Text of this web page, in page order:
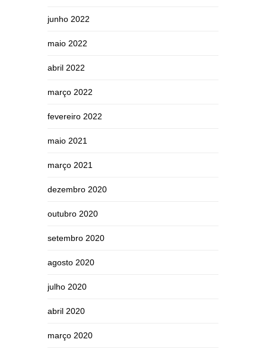
junho 2022
maio 2022
abril 2022
março 2022
fevereiro 2022
maio 2021
março 2021
dezembro 2020
outubro 2020
setembro 2020
agosto 2020
julho 2020
abril 2020
março 2020